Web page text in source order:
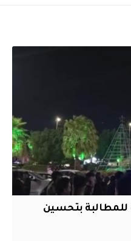
للمطالبة بتحسين